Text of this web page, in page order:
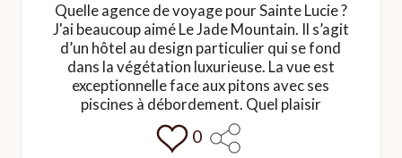
Quelle agence de voyage pour Sainte Lucie ?
J'ai beaucoup aimé Le Jade Mountain. Il s’agit
d’un hôtel au design particulier qui se fond
dans la végétation luxurieuse. La vue est
exceptionnelle face aux pitons avec ses
piscines à débordement. Quel plaisir
0